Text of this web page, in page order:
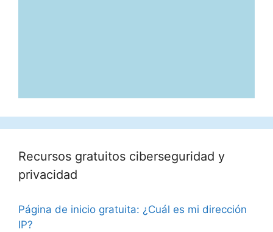
Recursos gratuitos ciberseguridad y
privacidad
Página de inicio gratuita: ¿Cuál es mi dirección
IP?